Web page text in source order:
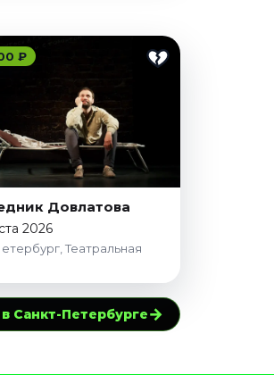
₽
Довлатова
2026
Театральная
Санкт-Петербурге→